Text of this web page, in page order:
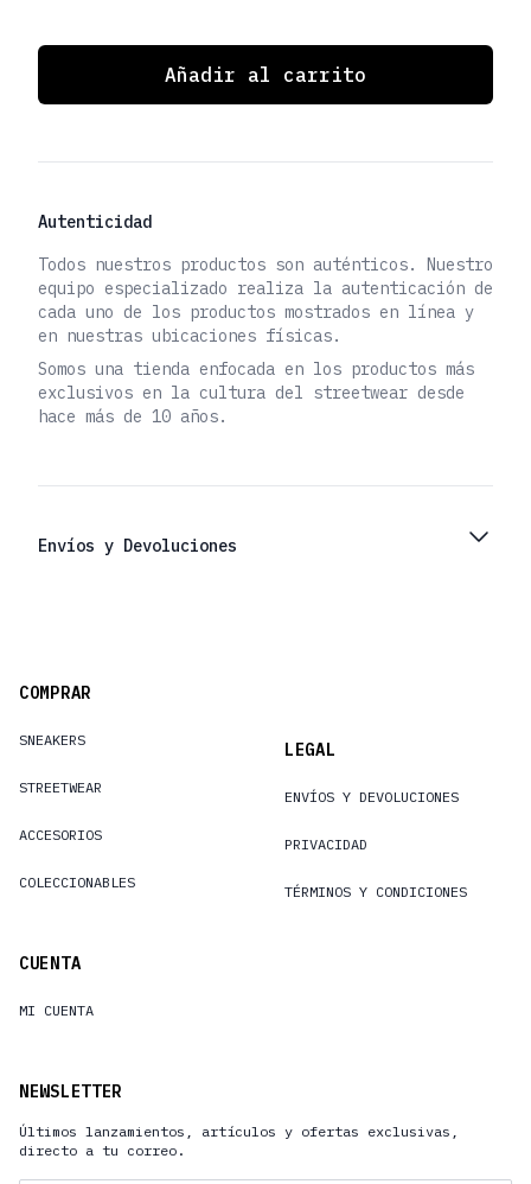
Añadir al carrito
Autenticidad
Todos nuestros productos son auténticos. Nuestro
equipo especializado realiza la autenticación de
cada uno de los productos mostrados en línea y
en nuestras ubicaciones físicas.
Somos una tienda enfocada en los productos más
exclusivos en la cultura del streetwear desde
hace más de 10 años.
Envíos y Devoluciones
COMPRAR
SNEAKERS
STREETWEAR
ACCESORIOS
COLECCIONABLES
CUENTA
MI CUENTA
LEGAL
ENVÍOS Y DEVOLUCIONES
PRIVACIDAD
TÉRMINOS Y CONDICIONES
NEWSLETTER
Últimos lanzamientos, artículos y ofertas exclusivas,
directo a tu correo.